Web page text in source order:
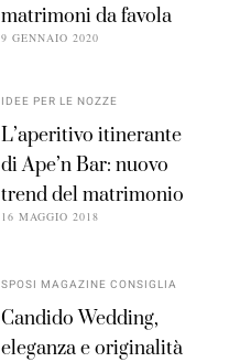
matrimoni da favola
9 GENNAIO 2020
IDEE PER LE NOZZE
L’aperitivo itinerante
di Ape’n Bar: nuovo
trend del matrimonio
16 MAGGIO 2018
SPOSI MAGAZINE CONSIGLIA
Candido Wedding,
eleganza e originalità